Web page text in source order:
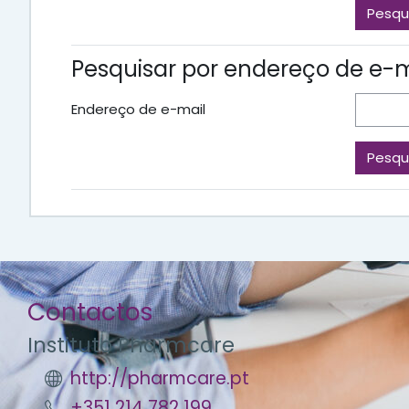
Pesquisar por endereço de e-
Endereço de e-mail
Contactos
Instituto Pharmcare
http://pharmcare.pt